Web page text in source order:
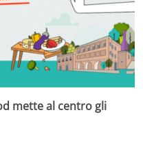
mette al centro gli